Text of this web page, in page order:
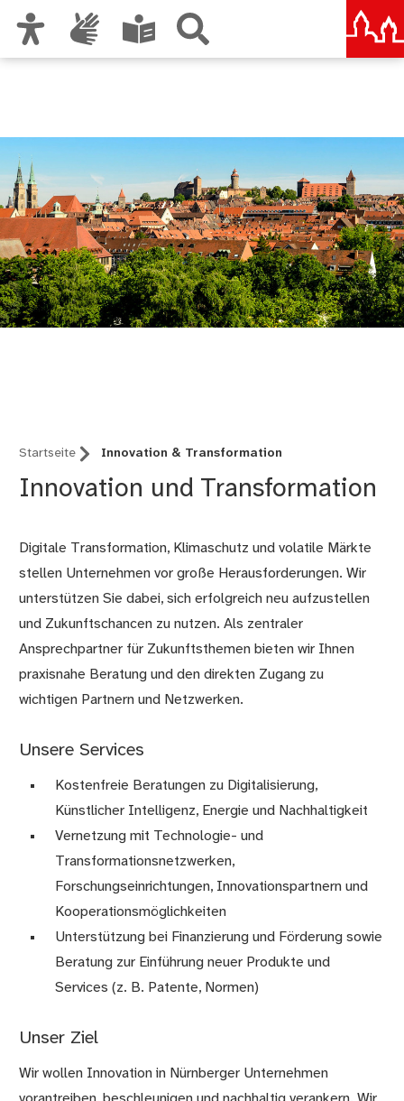
Startseite Innovation & Transformation
Innovation und Transformation
Digitale Transformation, Klimaschutz und volatile Märkte
stellen Unternehmen vor große Herausforderungen. Wir
unterstützen Sie dabei, sich erfolgreich neu aufzustellen
und Zukunftschancen zu nutzen. Als zentraler
Ansprechpartner für Zukunftsthemen bieten wir Ihnen
praxisnahe Beratung und den direkten Zugang zu
wichtigen Partnern und Netzwerken.
Unsere Services
Kostenfreie Beratungen zu Digitalisierung,
Künstlicher Intelligenz, Energie und Nachhaltigkeit
Vernetzung mit Technologie- und
Transformationsnetzwerken,
Forschungseinrichtungen, Innovationspartnern und
Kooperationsmöglichkeiten
Unterstützung bei Finanzierung und Förderung sowie
Beratung zur Einführung neuer Produkte und
Services (z. B. Patente, Normen)
Unser Ziel
Wir wollen Innovation in Nürnberger Unternehmen